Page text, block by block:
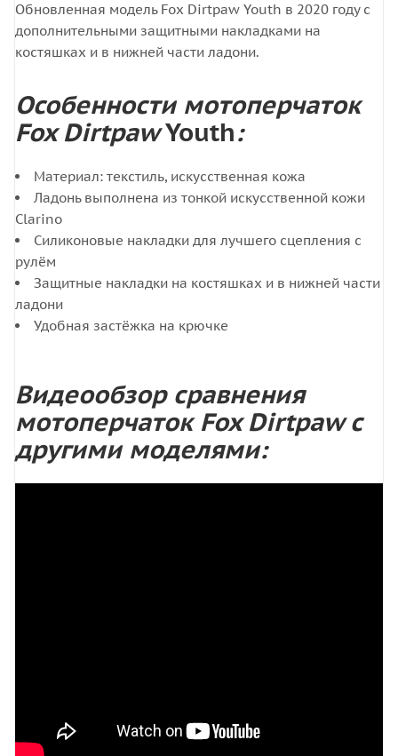
Обновленная модель Fox Dirtpaw Youth в 2020 году с
дополнительными защитными накладками на
костяшках и в нижней части ладони.
Особенности мотоперчаток
Fox DirtpawYouth:
Материал: текстиль, искусственная кожа
Ладонь выполнена из тонкой искусственной кожи
Clarino
Силиконовые накладки для лучшего сцепления с
рулём
Защитные накладки на костяшках и в нижней части
ладони
Удобная застёжка на крючке
Видеообзор сравнения
мотоперчаток Fox Dirtpaw с
другими моделями: